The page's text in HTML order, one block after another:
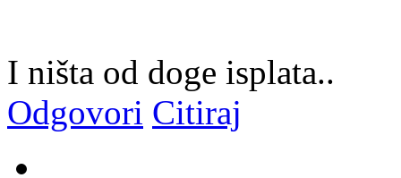
I ništa od doge isplata..
Odgovori Citiraj